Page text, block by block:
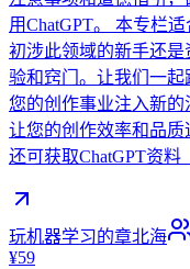
用ChatGPT。 本专栏
初涉此领域的新手还
验和窍门。让我们一起
您的创作事业注入新的
让您的创作效率和品质
还可获取ChatGPT资料
玩机器学习的章北海
¥59